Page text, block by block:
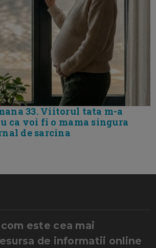
33. Viitorul tata m-a
ca voi fi o mama singura
de sarcina
este cea mai
de informatii online